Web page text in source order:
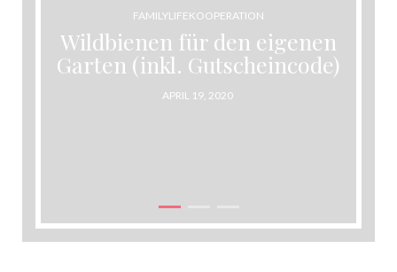
FAMILYLIFEKOOPERATION
Wildbienen für den eigenen
Garten (inkl. Gutscheincode)
POSTED
APRIL 19, 2020